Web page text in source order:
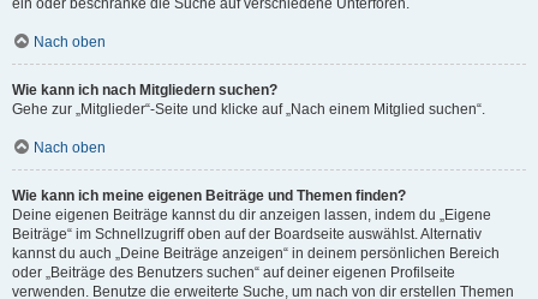
ein oder beschränke die Suche auf verschiedene Unterforen.
Nach oben
Wie kann ich nach Mitgliedern suchen?
Gehe zur „Mitglieder“-Seite und klicke auf „Nach einem Mitglied suchen“.
Nach oben
Wie kann ich meine eigenen Beiträge und Themen finden?
Deine eigenen Beiträge kannst du dir anzeigen lassen, indem du „Eigene
Beiträge“ im Schnellzugriff oben auf der Boardseite auswählst. Alternativ
kannst du auch „Deine Beiträge anzeigen“ in deinem persönlichen Bereich
oder „Beiträge des Benutzers suchen“ auf deiner eigenen Profilseite
verwenden. Benutze die erweiterte Suche, um nach von dir erstellen Themen